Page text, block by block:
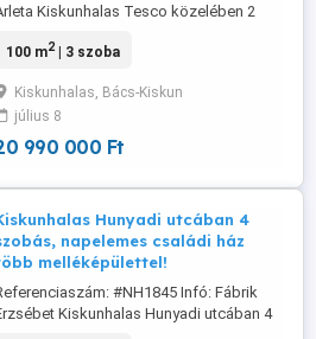
Kiskunhalas Tesco közelében 2
a Giorgio dekor közelében eladó egy
és 60 m2 + 40 m2
A ház vegyesfalazatú,
kialakításra került 2 szoba, ...
100 m2| 3 szoba
Kiskunhalas, Bács-Kiskun
július 8
990 000 Ft
Hunyadi utcában 4
napelemes családi ház
melléképülettel!
#NH1845 Infó: Fábrik
Kiskunhalas Hunyadi utcában 4